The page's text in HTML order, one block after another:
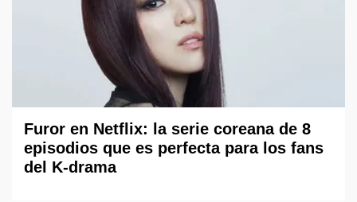
Furor en Netflix: la serie coreana de 8
episodios que es perfecta para los fans
del K-drama